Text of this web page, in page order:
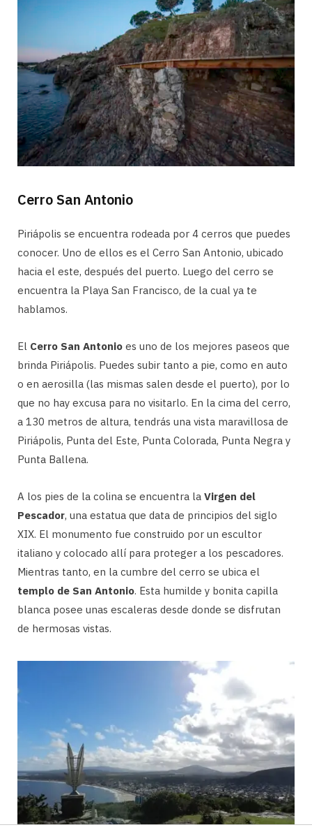
Cerro San Antonio
Piriápolis se encuentra rodeada por 4 cerros que puedes
conocer. Uno de ellos es el Cerro San Antonio, ubicado
hacia el este, después del puerto. Luego del cerro se
encuentra la Playa San Francisco, de la cual ya te
hablamos.
El Cerro San Antonio es uno de los mejores paseos que
brinda Piriápolis. Puedes subir tanto a pie, como en auto
o en aerosilla (las mismas salen desde el puerto), por lo
que no hay excusa para no visitarlo. En la cima del cerro,
a 130 metros de altura, tendrás una vista maravillosa de
Piriápolis, Punta del Este, Punta Colorada, Punta Negra y
Punta Ballena.
A los pies de la colina se encuentra la Virgen del
Pescador, una estatua que data de principios del siglo
XIX. El monumento fue construido por un escultor
italiano y colocado allí para proteger a los pescadores.
Mientras tanto, en la cumbre del cerro se ubica el
templo de San Antonio. Esta humilde y bonita capilla
blanca posee unas escaleras desde donde se disfrutan
de hermosas vistas.